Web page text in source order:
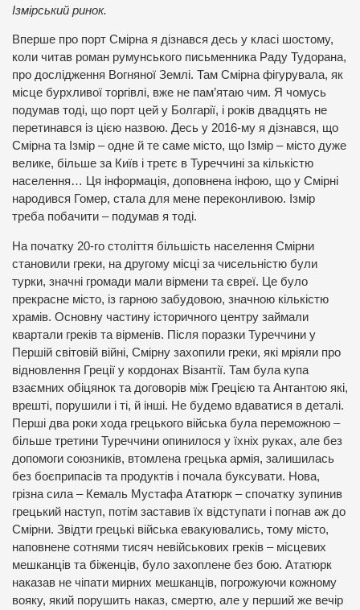
Ізмірський ринок.
Вперше про порт Смірна я дізнався десь у класі шостому,
коли читав роман румунського письменника Раду Тудорана,
про дослідження Вогняної Землі. Там Смірна фігурувала, як
місце бурхливої торгівлі, вже не пам’ятаю чим. Я чомусь
подумав тоді, що порт цей у Болгарії, і років двадцять не
перетинався із цією назвою. Десь у 2016-му я дізнався, що
Смірна та Ізмір – одне й те саме місто, що Ізмір – місто дуже
велике, більше за Київ і третє в Туреччині за кількістю
населення… Ця інформація, доповнена інфою, що у Смірні
народився Гомер, стала для мене переконливою. Ізмір
треба побачити – подумав я тоді.
На початку 20-го століття більшість населення Смірни
становили греки, на другому місці за чисельністю були
турки, значні громади мали вірмени та євреї. Це було
прекрасне місто, із гарною забудовою, значною кількістю
храмів. Основну частину історичного центру займали
квартали греків та вірменів. Після поразки Туреччини у
Першій світовій війні, Смірну захопили греки, які мріяли про
відновлення Греції у кордонах Візантії. Там була купа
взаємних обіцянок та договорів між Грецією та Антантою які,
врешті, порушили і ті, й інші. Не будемо вдаватися в деталі.
Перші два роки хода грецького війська була переможною –
більше третини Туреччини опинилося у їхніх руках, але без
допомоги союзників, втомлена грецька армія, залишилась
без боєприпасів та продуктів і почала буксувати. Нова,
грізна сила – Кемаль Мустафа Ататюрк – спочатку зупинив
грецький наступ, потім заставив їх відступати і погнав аж до
Смірни. Звідти грецькі війська евакуювались, тому місто,
наповнене сотнями тисяч невійськових греків – місцевих
мешканців та біженців, було захоплене без бою. Ататюрк
наказав не чіпати мирних мешканців, погрожуючи кожному
вояку, який порушить наказ, смертю, але у перший же вечір